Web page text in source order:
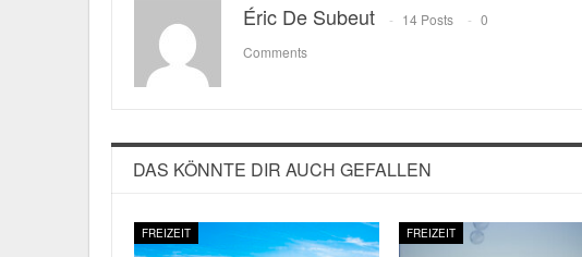
Éric De Subeut 14 Posts
0
Comments
DAS KÖNNTE DIR AUCH GEFALLEN
FREIZEIT FREIZEIT